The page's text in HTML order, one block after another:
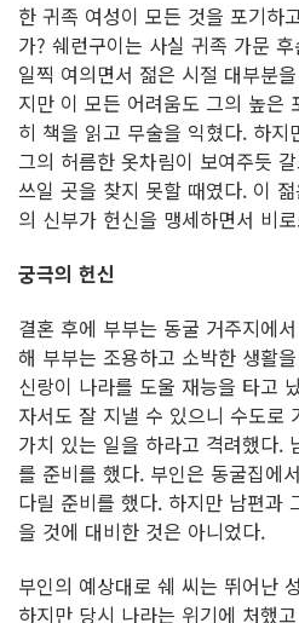
한 귀족 여성이 모든 것을 포기하
가? 쉐런구이는 사실 귀족 가문
일찍 여의면서 젊은 시절 대부분
지만 이 모든 어려움도 그의 높은
히 책을 읽고 무술을 익혔다. 하
그의 허름한 옷차림이 보여주듯
쓰일 곳을 찾지 못할 때였다. 이
의 신부가 헌신을 맹세하면서 비
궁극의 헌신
결혼 후에 부부는 동굴 거주지에
해 부부는 조용하고 소박한 생활
신랑이 나라를 도울 재능을 타고
자서도 잘 지낼 수 있으니 수도로
가치 있는 일을 하라고 격려했다.
를 준비를 했다. 부인은 동굴집에
다릴 준비를 했다. 하지만 남편과
을 것에 대비한 것은 아니었다.
부인의 예상대로 쉐 씨는 뛰어난
하지만 당시 나라는 위기에 처했